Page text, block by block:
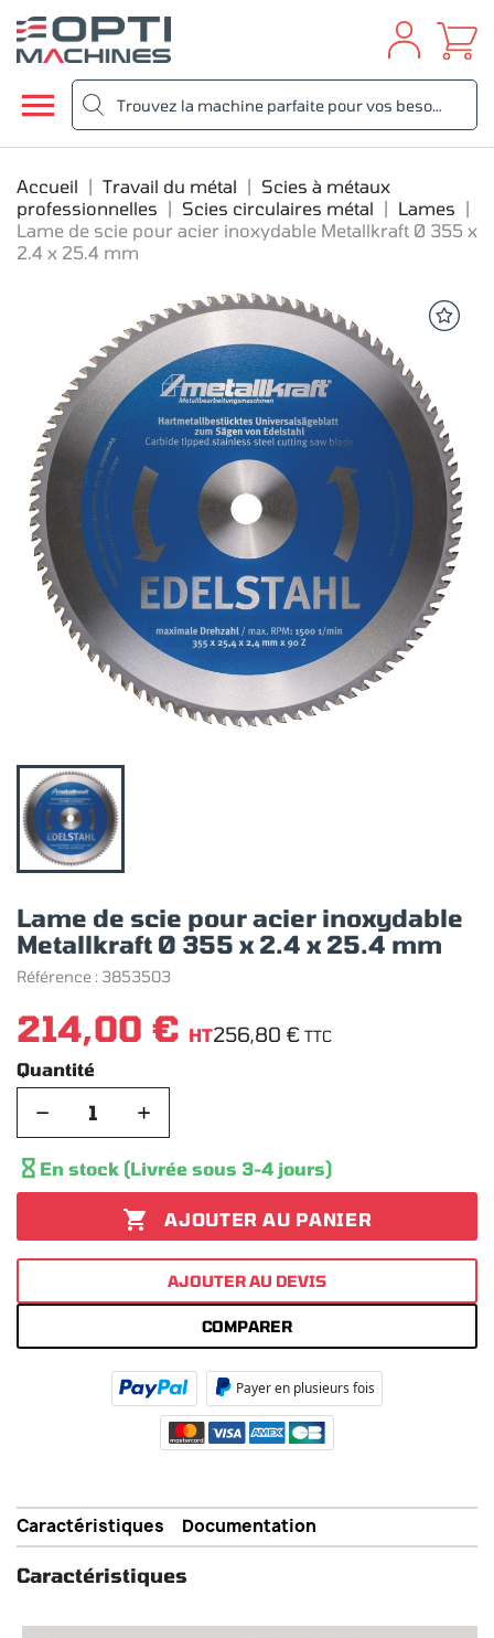

Accueil Travail du métal
Scies à métaux
professionnelles
Scies circulaires métal
Lames
Lame de scie pour acier inoxydable Metallkraft Ø 355 x
2.4 x 25.4 mm
Lame de scie pour acier inoxydable
Metallkraft Ø 355 x 2.4 x 25.4 mm
Référence : 3853503
214,00 € HT256,80 € TTC
Quantité
− +
 En stock (Livrée sous 3-4 jours)
 AJOUTER AU PANIER
AJOUTER AU DEVIS
COMPARER
Payer en plusieurs fois
Caractéristiques Documentation
Caractéristiques